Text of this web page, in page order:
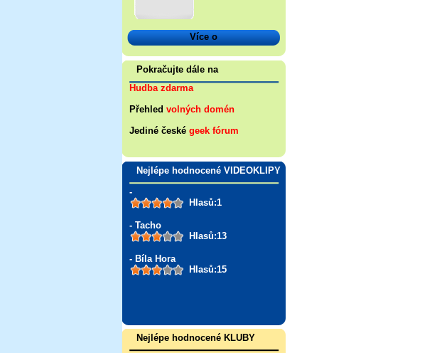
Více o
Pokračujte dále na
Hudba zdarma
Přehled volných domén
Jediné české geek fórum
Nejlépe hodnocené VIDEOKLIPY
-
Hlasů:1
- Tacho
Hlasů:13
- Bíla Hora
Hlasů:15
Nejlépe hodnocené KLUBY